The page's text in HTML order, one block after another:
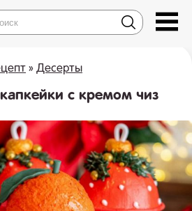
» Десерты
с кремом чиз